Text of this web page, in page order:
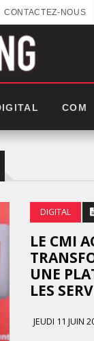
CONTACTEZ-NOUS
COM
DIGITAL
LE CMI
UNE
LES
JEUDI 11 JUIN